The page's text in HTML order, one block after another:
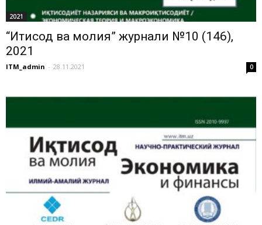
2021
“Иқтисод ва молия” журнали №10 (146),
2021
ITM_admin - 28.11.2021 0